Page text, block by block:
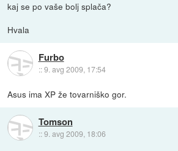
kaj se po vaše bolj splača?
Hvala
Furbo
::9. avg 2009, 17:54
Asus ima XP že tovarniško gor.
Tomson
::9. avg 2009, 18:06